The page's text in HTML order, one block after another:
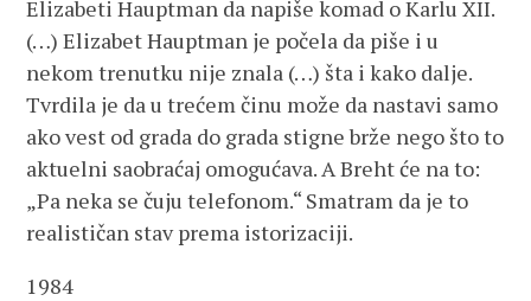
Elizabeti Hauptman da napiše komad o Karlu XII.
(…) Elizabet Hauptman je počela da piše i u
nekom trenutku nije znala (…) šta i kako dalje.
Tvrdila je da u trećem činu može da nastavi samo
ako vest od grada do grada stigne brže nego što to
aktuelni saobraćaj omogućava. A Breht će na to:
„Pa neka se čuju telefonom.“ Smatram da je to
realističan stav prema istorizaciji.
1984